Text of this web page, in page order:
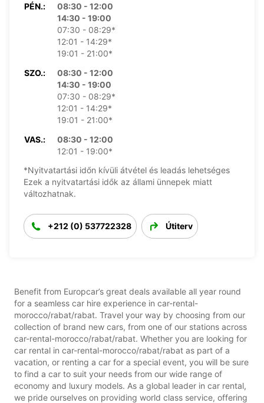
PÉN.:
08:30 - 12:00
14:30 - 19:00
07:30 - 08:29*
12:01 - 14:29*
19:01 - 21:00*
SZO.:
08:30 - 12:00
14:30 - 19:00
07:30 - 08:29*
12:01 - 14:29*
19:01 - 21:00*
VAS.:
08:30 - 12:00
12:01 - 19:00*
*Nyitvatartási időn kívüli átvétel és leadás lehetséges
Ezek a nyitvatartási idők az állami ünnepek miatt
változhatnak.
+212 (0) 537722328 Útiterv
Benefit from Europcar’s great deals available all year round
for a seamless car hire experience in car-rental-
morocco/rabat/rabat. Travel your way by choosing from our
collection of brand new cars, from one of our stations across
car-rental-morocco/rabat/rabat. Whether you are looking for
car rental in car-rental-morocco/rabat/rabat as part of a
vacation, or renting a car for a special event, you will be sure
to find a car to suit your needs from our wide range of
economy and luxury models. As a global leader in car rental,
we pride ourselves on providing world class service, offering